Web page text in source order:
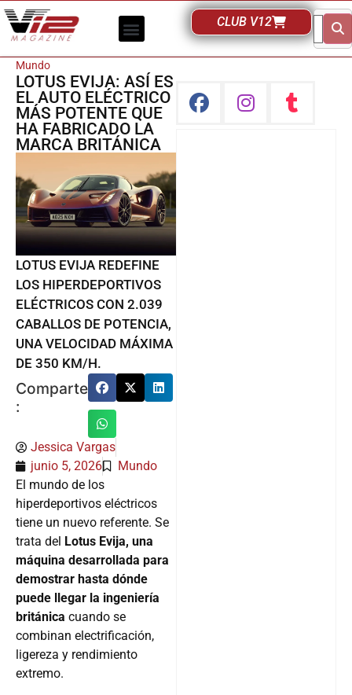
CLUB V12
Mundo
LOTUS EVIJA: ASÍ ES
EL AUTO ELÉCTRICO
MÁS POTENTE QUE
HA FABRICADO LA
MARCA BRITÁNICA
LOTUS EVIJA REDEFINE
LOS HIPERDEPORTIVOS
ELÉCTRICOS CON 2.039
CABALLOS DE POTENCIA,
UNA VELOCIDAD MÁXIMA
DE 350 KM/H.
Comparte
:
Jessica Vargas
junio 5, 2026
Mundo
El mundo de los
hiperdeportivos eléctricos
tiene un nuevo referente. Se
trata del Lotus Evija, una
máquina desarrollada para
demostrar hasta dónde
puede llegar la ingeniería
británica cuando se
combinan electrificación,
ligereza y rendimiento
extremo.